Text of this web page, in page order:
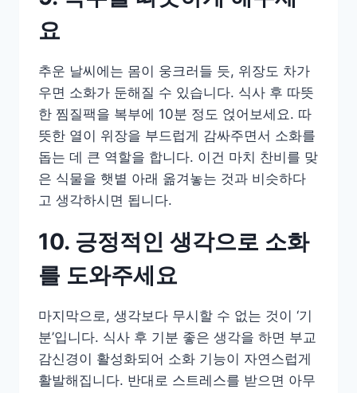
요
추운 날씨에는 몸이 웅크러들 듯, 위장도 차가
우면 소화가 둔해질 수 있습니다. 식사 후 따뜻
한 찜질팩을 복부에 10분 정도 얹어보세요. 따
뜻한 열이 위장을 부드럽게 감싸주면서 소화를
돕는 데 큰 역할을 합니다. 이건 마치 찬비를 맞
은 식물을 햇볕 아래 옮겨놓는 것과 비슷하다
고 생각하시면 됩니다.
10. 긍정적인 생각으로 소화
를 도와주세요
마지막으로, 생각보다 무시할 수 없는 것이 ‘기
분’입니다. 식사 후 기분 좋은 생각을 하면 부교
감신경이 활성화되어 소화 기능이 자연스럽게
활발해집니다. 반대로 스트레스를 받으면 아무